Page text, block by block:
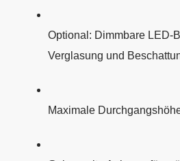
Optional: Dimmbare LED-
Verglasung und
Maximale